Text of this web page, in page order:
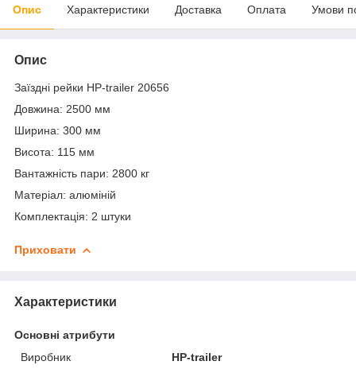
Опис Характеристики Доставка Оплата Умови
Опис
Заїздні рейки HP-trailer 20656
Довжина: 2500 мм
Ширина: 300 мм
Висота: 115 мм
Вантажність пари: 2800 кг
Матеріал: алюміній
Комплектація: 2 штуки
Приховати
Характеристики
Основні атрибути
Виробник
HP-trailer